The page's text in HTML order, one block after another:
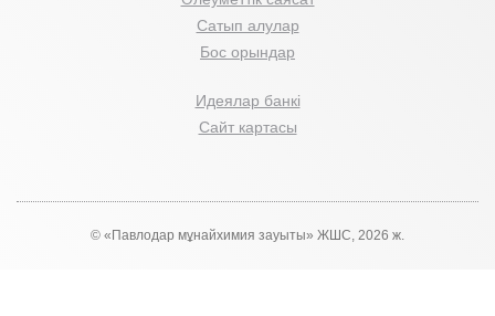
Сатып алулар
Бос орындар
Идеялар банкі
Сайт картасы
© «Павлодар мұнайхимия зауыты» ЖШС, 2026 ж.